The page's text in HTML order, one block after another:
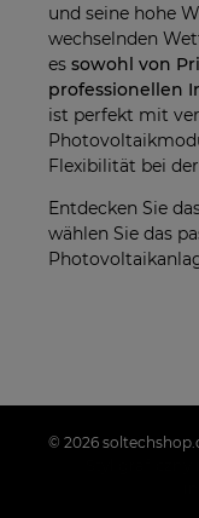
und seine hohe
wechselnden
es sowohl von
professionellen
ist perfekt mit
Flexibilität bei
Entdecken Sie
wählen Sie das
© 2026